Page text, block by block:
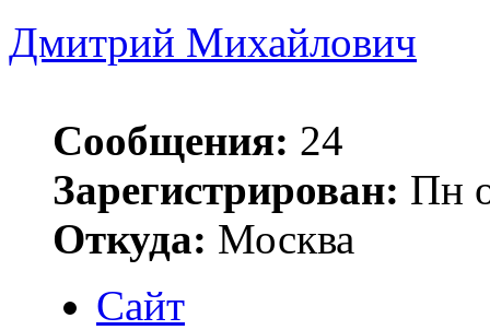
Дмитрий Михайлович
Сообщения: 24
Зарегистрирован: Пн
Откуда: Москва
Сайт